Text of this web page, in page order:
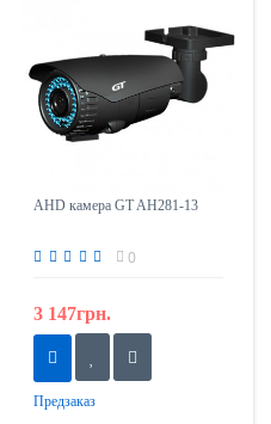
AHD камера GT AH281-13
0
3 147грн.
Предзаказ